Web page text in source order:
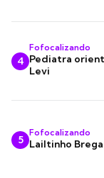
4
Fofocalizando
Pediatra
Levi
5
Fofocalizando
Lailtinho